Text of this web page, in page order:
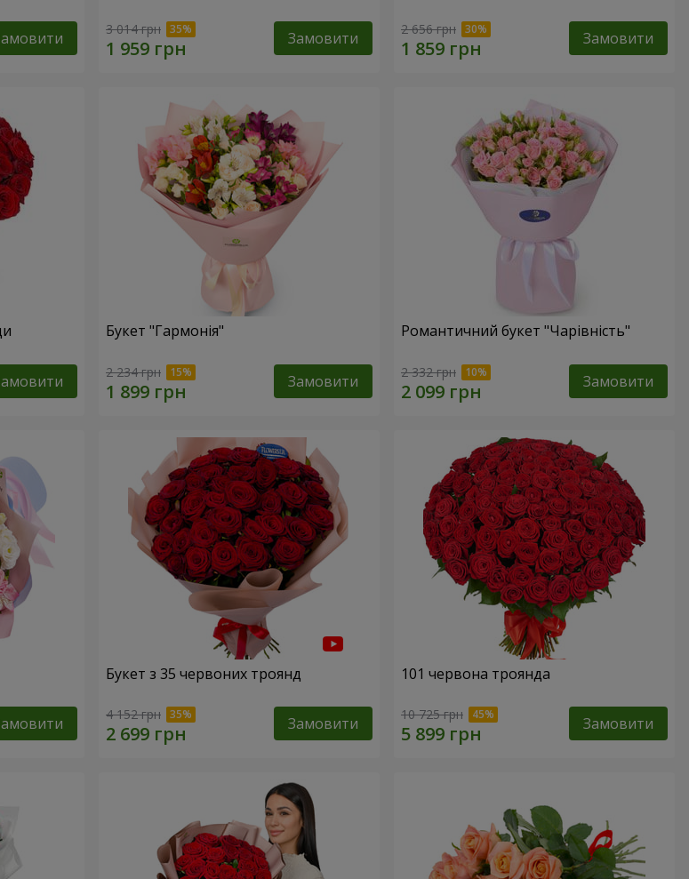
3 014 грн Замовити 2 656 грн Замовити
Букет "Гармонія"
2 234 грн Замовити
Романтичний букет "Чарівність"
2 332 грн Замовити
Букет з 35 червоних троянд
4 152 грн Замовити
101 червона троянда
10 725 грн Замовити